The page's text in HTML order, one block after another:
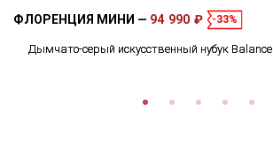
ФЛОРЕНЦИЯ МИНИ 94 990 ₽ -33%
Дымчато-серый искусственный нубук Balance